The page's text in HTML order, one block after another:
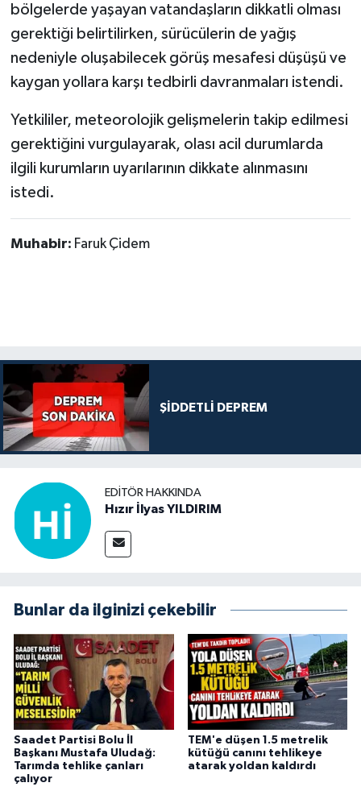
bölgelerde yaşayan vatandaşların dikkatli olması
gerektiği belirtilirken, sürücülerin de yağış
nedeniyle oluşabilecek görüş mesafesi düşüşü ve
kaygan yollara karşı tedbirli davranmaları istendi.
Yetkililer, meteorolojik gelişmelerin takip edilmesi
gerektiğini vurgulayarak, olası acil durumlarda
ilgili kurumların uyarılarının dikkate alınmasını
istedi.
Muhabir: Faruk Çidem
ŞİDDETLİ DEPREM
EDITÖR HAKKINDA
Hızır İlyas YILDIRIM
Bunlar da ilginizi çekebilir
Saadet Partisi Bolu İl
Başkanı Mustafa Uludağ:
Tarımda tehlike çanları
çalıyor
TEM'e düşen 1.5 metrelik
kütüğü canını tehlikeye
atarak yoldan kaldırdı